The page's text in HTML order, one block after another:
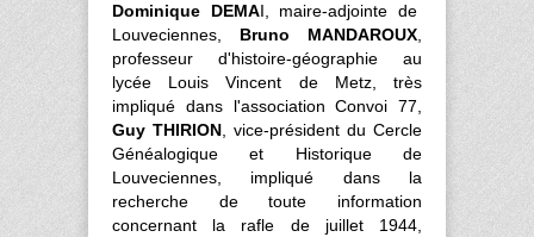
Dominique DEMAI, maire-adjointe de
Louveciennes, Bruno MANDAROUX
professeur d'histoire-géographie au
lycée Louis Vincent de Metz, très
impliqué dans l'association Convoi 77,
Guy THIRION , vice-président du Cercle
Généalogique et Historique de
Louveciennes, impliqué dans la
recherche de toute information
concernant la rafle de juillet 1944,